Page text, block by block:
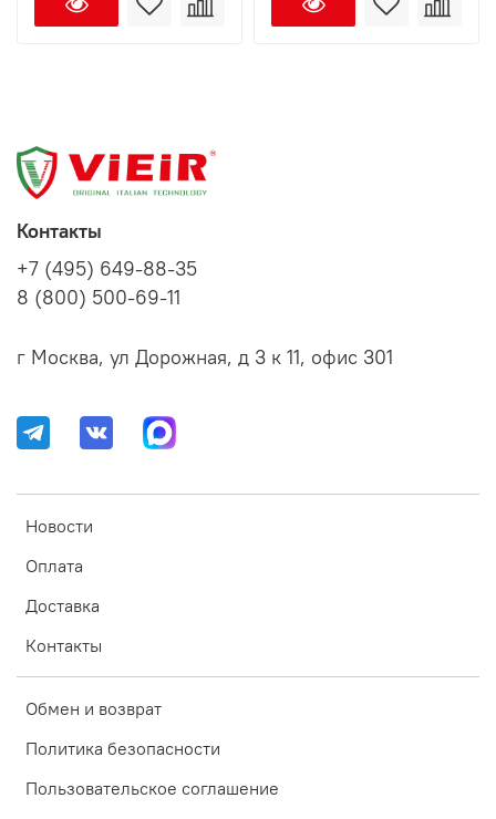
Новости
Оплата
Доставка
Контакты
Обмен и возврат
Политика безопасности
Пользовательское соглашение
Контакты
+7 (495) 649-88-35
8 (800) 500-69-11
г Москва, ул Дорожная, д 3 к 11, офис 301